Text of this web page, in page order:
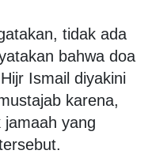
tidak ada
bahwa doa
Ismail diyakini
karena,
jamaah yang